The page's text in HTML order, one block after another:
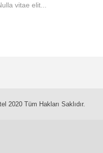
vitae elit...
2020 Tüm Hakları Saklıdır.